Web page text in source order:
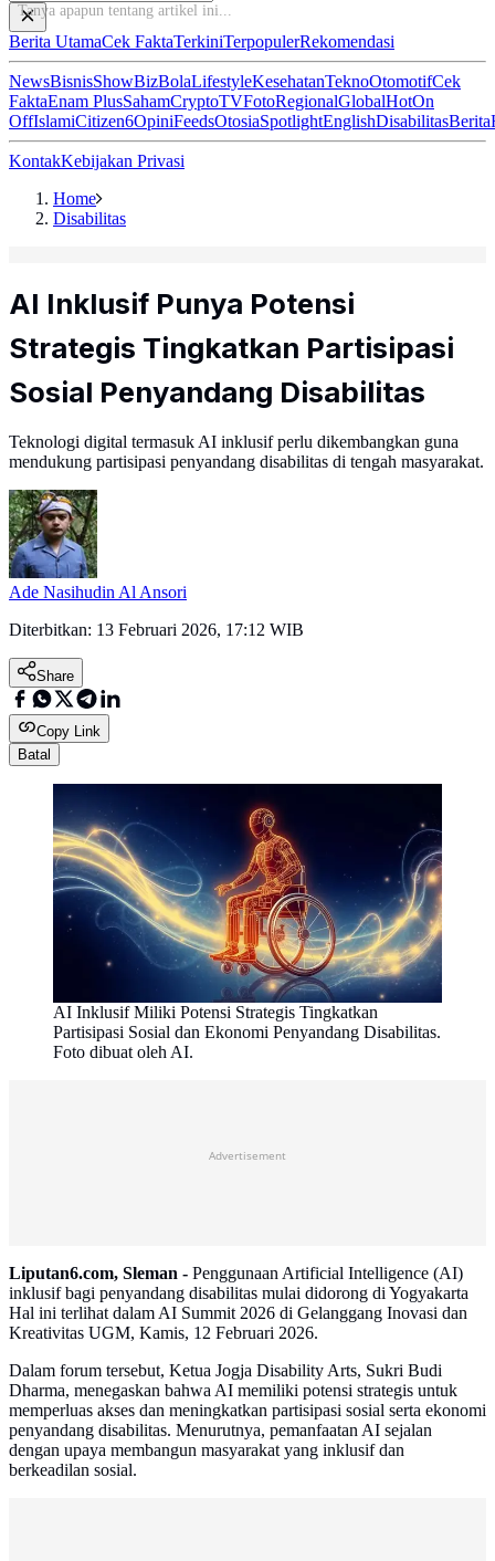
Tanya apapun tentang arti
Berita UtamaCek FaktaTerkiniTerpopulerRekomendasi
NewsBisnisShowBizBolaLifestyleKesehatanTeknoOtomotifCek
FaktaEnam PlusSahamCryptoTVFotoRegionalGlobalHotOn
OffIslamiCitizen6OpiniFeedsOtosiaSpotlightEnglishDisabilitasBerita
KontakKebijakan Privasi
Home
Disabilitas
AI Inklusif Punya Potensi
Strategis Tingkatkan Partisipasi
Sosial Penyandang Disabilitas
Teknologi digital termasuk AI inklusif perlu dikembangkan guna
mendukung partisipasi penyandang disabilitas di tengah masyarakat.
Ade Nasihudin Al Ansori
Diterbitkan: 13 Februari 2026, 17:12 WIB
Share
Copy Link
Batal
AI Inklusif Miliki Potensi Strategis Tingkatkan
Partisipasi Sosial dan Ekonomi Penyandang Disabilitas.
Foto dibuat oleh AI.
Advertisement
Liputan6.com, Sleman - Penggunaan Artificial Intelligence (AI)
inklusif bagi penyandang disabilitas mulai didorong di Yogyakarta
Hal ini terlihat dalam AI Summit 2026 di Gelanggang Inovasi dan
Kreativitas UGM, Kamis, 12 Februari 2026.
Dalam forum tersebut, Ketua Jogja Disability Arts, Sukri Budi
Dharma, menegaskan bahwa AI memiliki potensi strategis untuk
memperluas akses dan meningkatkan partisipasi sosial serta ekonomi
penyandang disabilitas. Menurutnya, pemanfaatan AI sejalan
dengan upaya membangun masyarakat yang inklusif dan
berkeadilan sosial.